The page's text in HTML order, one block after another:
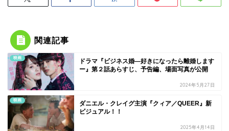
関連記事
映画
ドラマ『ビジネス婚―好きになったら離婚します
ー』第２話あらすじ、予告編、場面写真が公開
2024年5月27日
映画
ダニエル・クレイグ主演『クィア／QUEER』新
ビジュアル！！
2025年4月14日